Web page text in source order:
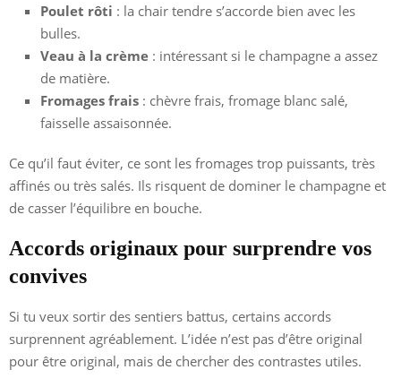
Poulet rôti : la chair tendre s’accorde bien avec les
bulles.
Veau à la crème : intéressant si le champagne a assez
de matière.
Fromages frais : chèvre frais, fromage blanc salé,
faisselle assaisonnée.
Ce qu’il faut éviter, ce sont les fromages trop puissants, très
affinés ou très salés. Ils risquent de dominer le champagne et
de casser l’équilibre en bouche.
Accords originaux pour surprendre vos
convives
Si tu veux sortir des sentiers battus, certains accords
surprennent agréablement. L’idée n’est pas d’être original
pour être original, mais de chercher des contrastes utiles.